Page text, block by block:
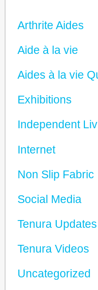
Arthrite Aides
Aide à la vie
Aides à la vie
Exhibitions
Independent
Internet
Non Slip Fabric
Social Media
Tenura Updates
Tenura Videos
Unca­tego­rized